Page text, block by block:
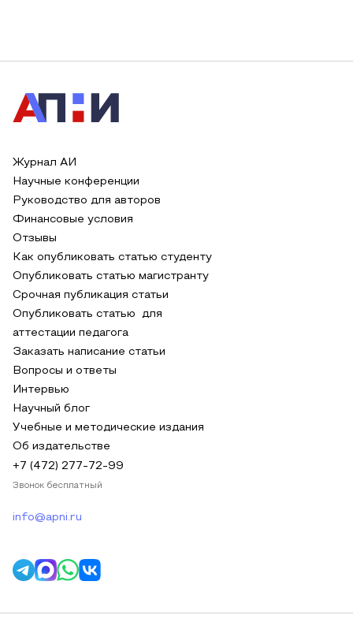
Журнал АИ
Научные конференции
Руководство для авторов
Финансовые условия
Отзывы
Как опубликовать статью студенту
Опубликовать статью магистранту
Срочная публикация статьи
Опубликовать статью для
аттестации педагога
Заказать написание статьи
Вопросы и ответы
Интервью
Научный блог
Учебные и методические издания
Об издательстве
+7 (472) 277-72-99
Звонок бесплатный
info@apni.ru